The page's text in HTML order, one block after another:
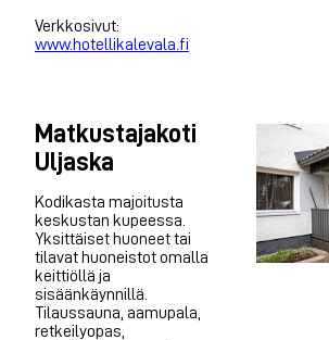
Verkkosivut:
www.hotellikalevala.fi
Matkustajakoti
Uljaska
Kodikasta majoitusta
keskustan kupeessa.
Yksittäiset huoneet tai
tilavat huoneistot omalla
keittiöllä ja
sisäänkäynnillä.
Tilaussauna, aamupala,
retkeilyopas,